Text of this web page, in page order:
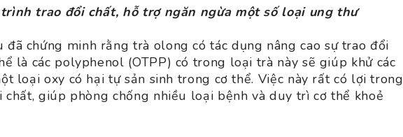
trình trao đổi chất, hỗ trợ ngăn ngừa một số loại ung thư
đã chứng minh rằng trà olong có tác dụng nâng cao sự trao đổi
là các polyphenol (OTPP) có trong loại trà này sẽ giúp khử các
loại oxy có hại tự sản sinh trong cơ thể. Việc này rất có lợi trong
giúp phòng chống nhiều loại bệnh và duy trì cơ thể khoẻ